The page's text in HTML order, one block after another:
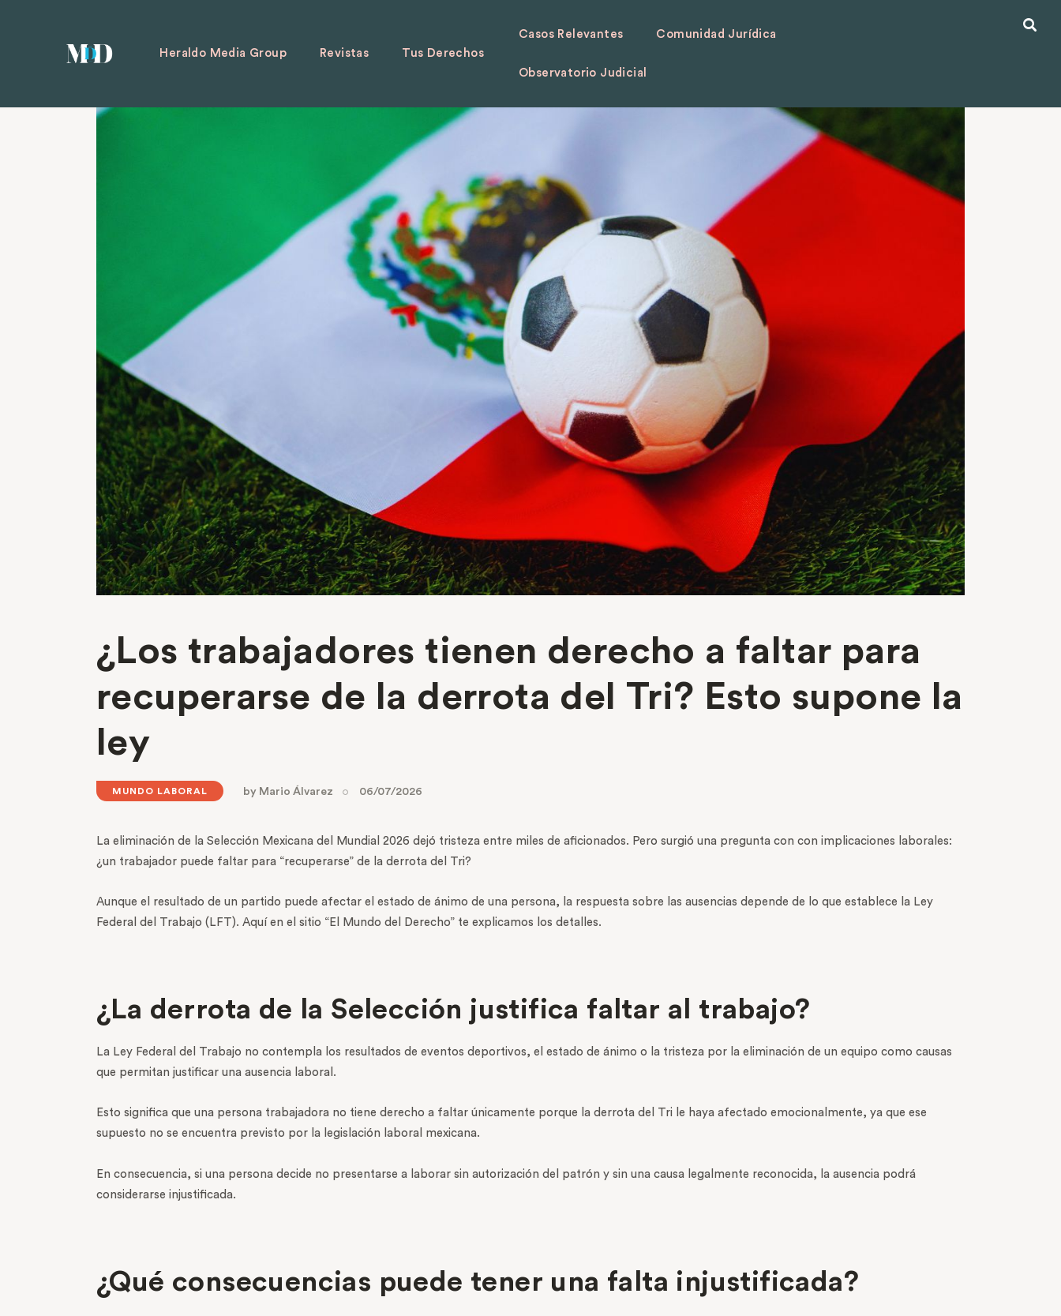
Heraldo Media Group Revistas Tus Derechos
Casos Relevantes Comunidad Jurídica
Observatorio Judicial
¿Los trabajadores tienen derecho a faltar para
recuperarse de la derrota del Tri? Esto supone la
ley
MUNDO LABORAL by Mario Álvarez 06/07/2026
La eliminación de la Selección Mexicana del Mundial 2026 dejó tristeza entre miles de aficionados. Pero surgió una pregunta con con implicaciones laborales:
¿un trabajador puede faltar para “recuperarse” de la derrota del Tri?
Aunque el resultado de un partido puede afectar el estado de ánimo de una persona, la respuesta sobre las ausencias depende de lo que establece la Ley
Federal del Trabajo (LFT). Aquí en el sitio “El Mundo del Derecho” te explicamos los detalles.
¿La derrota de la Selección justifica faltar al trabajo?
La Ley Federal del Trabajo no contempla los resultados de eventos deportivos, el estado de ánimo o la tristeza por la eliminación de un equipo como causas
que permitan justificar una ausencia laboral.
Esto significa que una persona trabajadora no tiene derecho a faltar únicamente porque la derrota del Tri le haya afectado emocionalmente, ya que ese
supuesto no se encuentra previsto por la legislación laboral mexicana.
En consecuencia, si una persona decide no presentarse a laborar sin autorización del patrón y sin una causa legalmente reconocida, la ausencia podrá
considerarse injustificada.
¿Qué consecuencias puede tener una falta injustificada?